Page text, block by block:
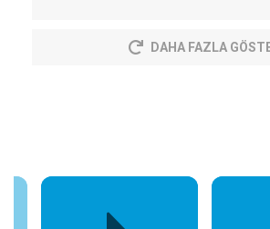
DAHA FAZLA